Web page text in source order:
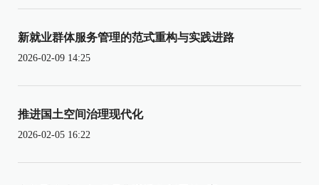
新就业群体服务管理的范式重构与实践进路
2026-02-09 14:25
推进国土空间治理现代化
2026-02-05 16:22